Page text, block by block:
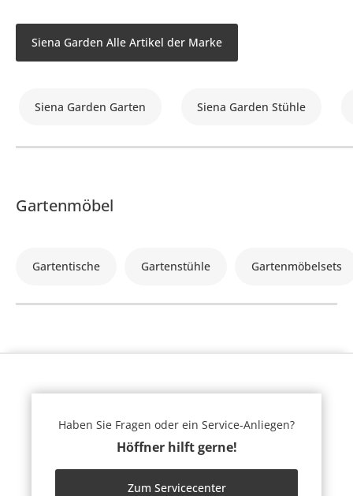
Siena Garden Alle Artikel der Marke
Siena Garden Garten Siena Garden Stühle
Gartenmöbel
Gartentische Gartenstühle Gartenmöbelsets
Haben Sie Fragen oder ein Service-Anliegen?
Höffner hilft gerne!
Zum Servicecenter